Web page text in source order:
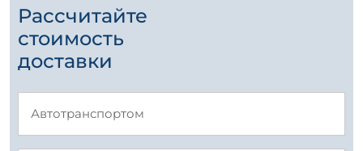
Рассчитайте
стоимость
доставки